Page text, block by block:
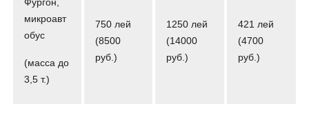
микроавт
обус
(масса до
3,5 т.)
750 лей
(8500
руб.)
1250 лей
(14000
руб.)
421 лей
(4700
руб.)